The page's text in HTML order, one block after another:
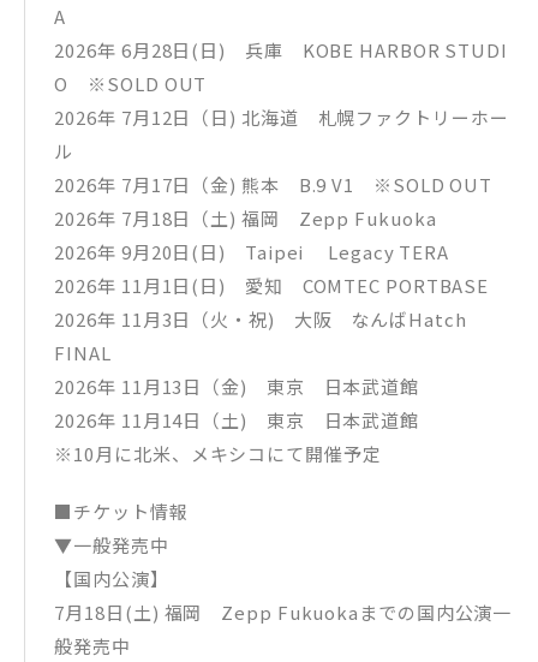
A
2026年 6月28日(日) 兵庫 KOBE HARBOR STUDI
O ※SOLD OUT
2026年 7月12日（日) 北海道 札幌ファクトリーホー
ル
2026年 7月17日（金) 熊本 B.9 V1 ※SOLD OUT
2026年 7月18日（土) 福岡 Zepp Fukuoka
2026年 9月20日(日) Taipei Legacy TERA
2026年 11月1日(日) 愛知 COMTEC PORTBASE
2026年 11月3日（火・祝) 大阪 なんばHatch
FINAL
2026年 11月13日（金) 東京 日本武道館
2026年 11月14日（土) 東京 日本武道館
※10月に北米、メキシコにて開催予定
■チケット情報
▼一般発売中
【国内公演】
7月18日(土) 福岡 Zepp Fukuokaまでの国内公演一
般発売中